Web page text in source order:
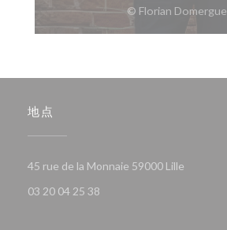
© Florian Domergue
地点
45 rue de la Monnaie 59000 Lille
03 20 04 25 38